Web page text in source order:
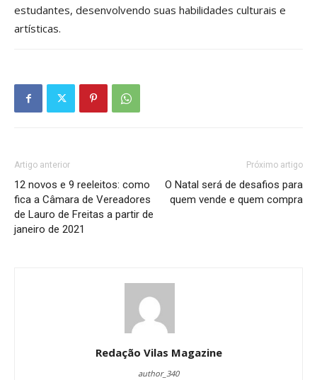
estudantes, desenvolvendo suas habilidades culturais e
artísticas.
Artigo anterior
12 novos e 9 reeleitos: como
fica a Câmara de Vereadores
de Lauro de Freitas a partir de
janeiro de 2021
Próximo artigo
O Natal será de desafios para
quem vende e quem compra
Redação Vilas Magazine
author_340